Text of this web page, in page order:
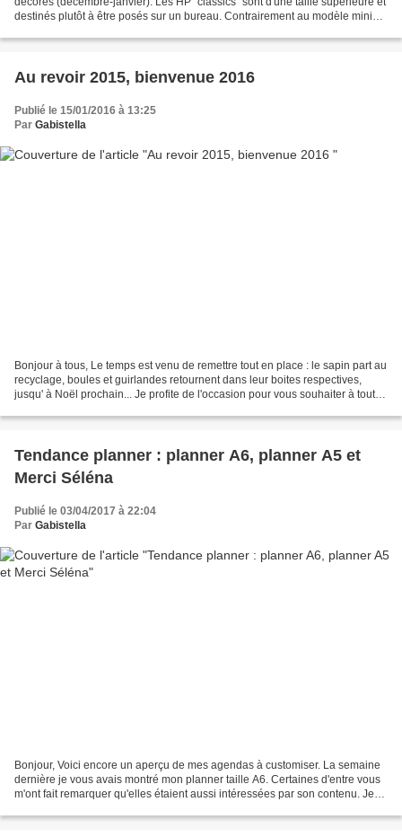
destinés plutôt à être posés sur un bureau. Contrairement au modèle mini
Au revoir 2015, bienvenue 2016
Publié le 15/01/2016 à 13:25
Par Gabistella
Bonjour à tous, Le temps est venu de remettre tout en place : le sapin part au
recyclage, boules et guirlandes retournent dans leur boites respectives,
jusqu' à Noël prochain... Je profite de l'occasion pour vous souhaiter à toutes
Tendance planner : planner A6, planner A5 et
Merci Séléna
Publié le 03/04/2017 à 22:04
Par Gabistella
Bonjour, Voici encore un aperçu de mes agendas à customiser. La semaine
dernière je vous avais montré mon planner taille A6. Certaines d'entre vous
m'ont fait remarquer qu'elles étaient aussi intéressées par son contenu. Je